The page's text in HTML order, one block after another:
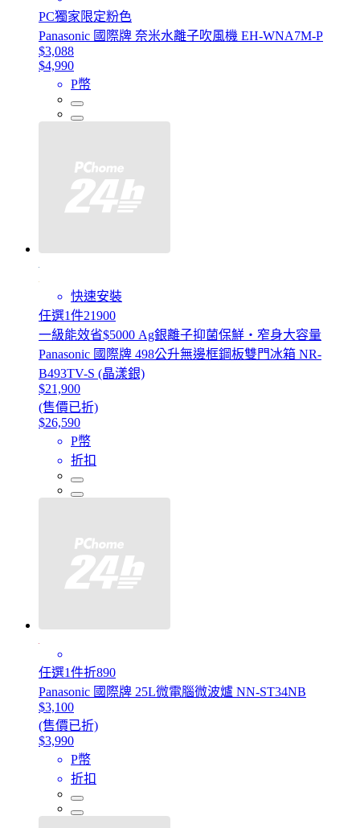
PC獨家限定粉色
Panasonic 國際牌 奈米水離子吹風機 EH-WNA7M-P
$3,088
$4,990
P幣
快速安裝
任選1件21900
一級能效省$5000 Ag銀離子抑菌保鮮・窄身大容量
Panasonic 國際牌 498公升無邊框鋼板雙門冰箱 NR-
B493TV-S (晶漾銀)
$21,900
(售價已折)
$26,590
P幣
折扣
任選1件折890
Panasonic 國際牌 25L微電腦微波爐 NN-ST34NB
$3,100
(售價已折)
$3,990
P幣
折扣